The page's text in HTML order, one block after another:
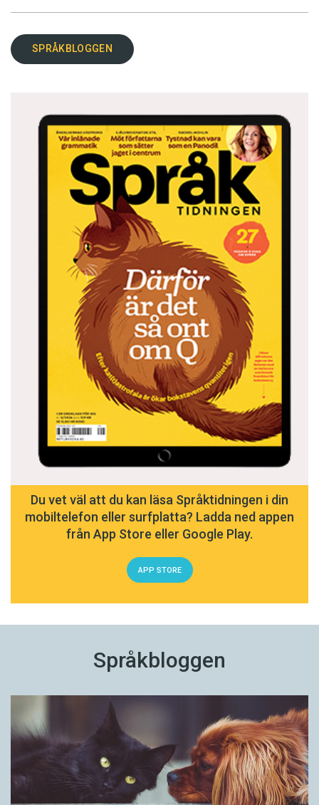
SPRÅKBLOGGEN
Du vet väl att du kan läsa Språktidningen i din
mobiltelefon eller surfplatta? Ladda ned appen
från App Store eller Google Play.
APP STORE
Språkbloggen